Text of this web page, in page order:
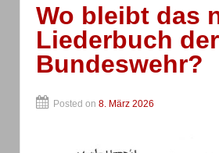
Wo bleibt das
Liederbuch der
Bundeswehr?
Posted on 8. März 2026